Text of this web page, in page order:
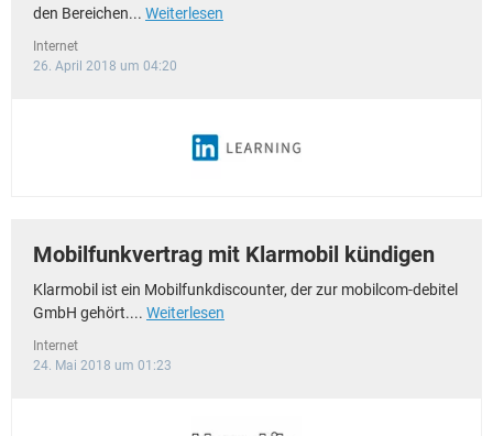
den Bereichen... Weiterlesen
Internet
26. April 2018 um 04:20
Mobilfunkvertrag mit Klarmobil kündigen
Klarmobil ist ein Mobilfunkdiscounter, der zur mobilcom-debitel
GmbH gehört.... Weiterlesen
Internet
24. Mai 2018 um 01:23